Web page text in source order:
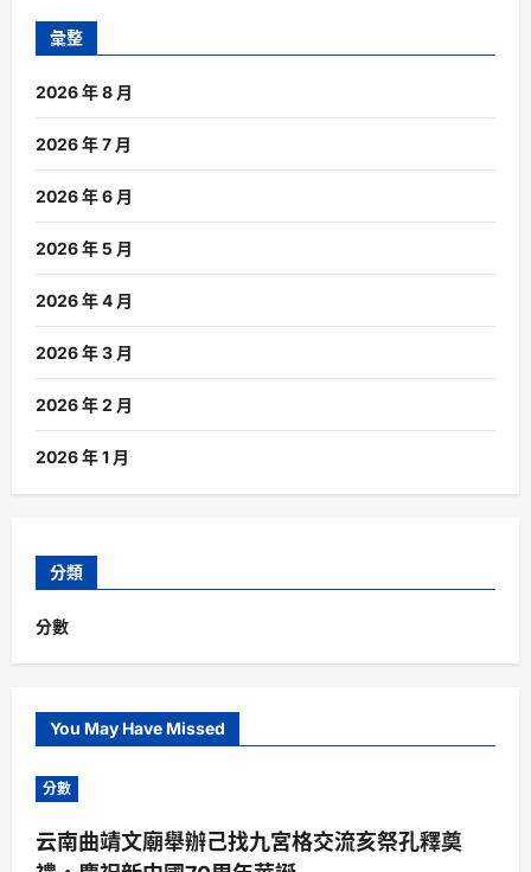
彙整
2026 年 8 月
2026 年 7 月
2026 年 6 月
2026 年 5 月
2026 年 4 月
2026 年 3 月
2026 年 2 月
2026 年 1 月
分類
分數
You May Have Missed
分數
云南曲靖文廟舉辦己找九宮格交流亥祭孔釋奠